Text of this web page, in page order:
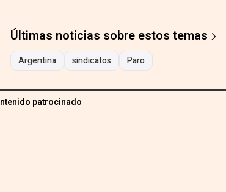
Últimas noticias sobre estos temas
Argentina sindicatos Paro
patrocinado